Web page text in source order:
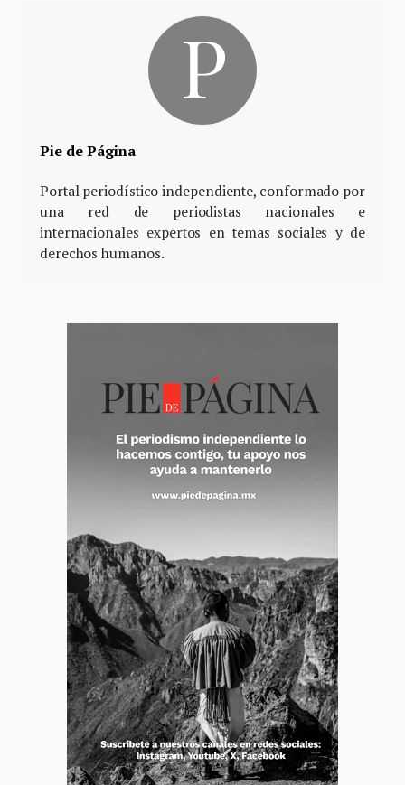
Pie de Página
Portal periodístico independiente, conformado por
una red de periodistas nacionales e
internacionales expertos en temas sociales y de
derechos humanos.